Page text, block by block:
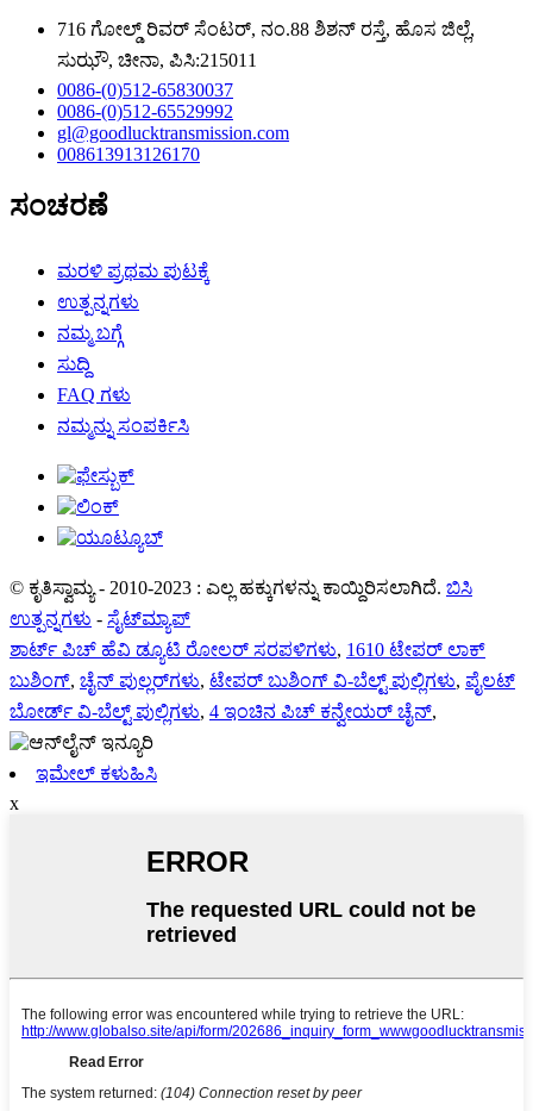
716 ಗೋಲ್ಡ್ ರಿವರ್ ಸೆಂಟರ್, ನಂ.88 ಶಿಶನ್ ರಸ್ತೆ, ಹೊಸ ಜಿಲ್ಲೆ,
ಸುಝೌ, ಚೀನಾ, ಪಿಸಿ:215011
0086-(0)512-65830037
0086-(0)512-65529992
gl@goodlucktransmission.com
008613913126170
ಸಂಚರಣೆ
ಮರಳಿ ಪ್ರಥಮ ಪುಟಕ್ಕೆ
ಉತ್ಪನ್ನಗಳು
ನಮ್ಮ ಬಗ್ಗೆ
ಸುದ್ದಿ
FAQ ಗಳು
ನಮ್ಮನ್ನು ಸಂಪರ್ಕಿಸಿ
© ಕೃತಿಸ್ವಾಮ್ಯ - 2010-2023 : ಎಲ್ಲ ಹಕ್ಕುಗಳನ್ನು ಕಾಯ್ದಿರಿಸಲಾಗಿದೆ. ಬಿಸಿ
ಉತ್ಪನ್ನಗಳು - ಸೈಟ್‌ಮ್ಯಾಪ್
ಶಾರ್ಟ್ ಪಿಚ್ ಹೆವಿ ಡ್ಯೂಟಿ ರೋಲರ್ ಸರಪಳಿಗಳು, 1610 ಟೇಪರ್ ಲಾಕ್
ಬುಶಿಂಗ್, ಚೈನ್ ಪುಲ್ಲರ್‌ಗಳು, ಟೇಪರ್ ಬುಶಿಂಗ್ ವಿ-ಬೆಲ್ಟ್ ಪುಲ್ಲಿಗಳು, ಪೈಲಟ್
ಬೋರ್ಡ್ ವಿ-ಬೆಲ್ಟ್ ಪುಲ್ಲಿಗಳು, 4 ಇಂಚಿನ ಪಿಚ್ ಕನ್ವೇಯರ್ ಚೈನ್,
ಇಮೇಲ್ ಕಳುಹಿಸಿ
x